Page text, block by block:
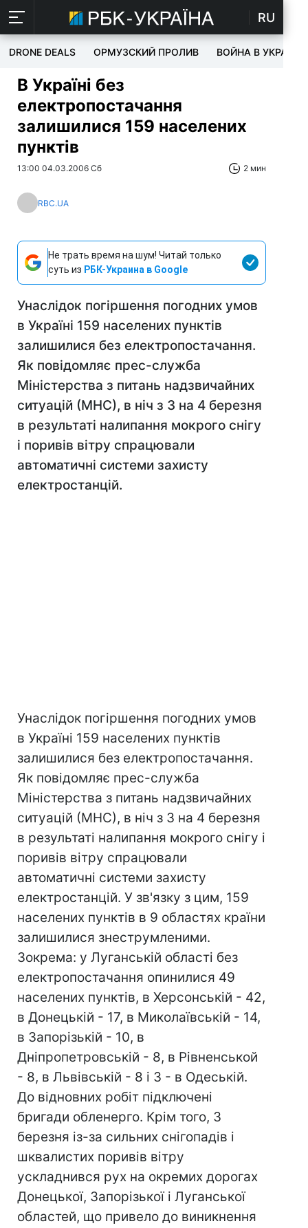
RU
DRONE DEALS ОРМУЗСКИЙ ПРОЛИВ ВОЙНА В УКРАИНЕ
В Україні без
електропостачання
залишилися 159 населених
пунктів
13:00 04.03.2006 Сб 2 мин
RBC.UA
Не трать время на шум! Читай только
суть из РБК-Украина в Google
Унаслідок погіршення погодних умов
в Україні 159 населених пунктів
залишилися без електропостачання.
Як повідомляє прес-служба
Міністерства з питань надзвичайних
ситуацій (МНС), в ніч з 3 на 4 березня
в результаті налипання мокрого снігу
і поривів вітру спрацювали
автоматичні системи захисту
електростанцій.
Унаслідок погіршення погодних умов
в Україні 159 населених пунктів
залишилися без електропостачання.
Як повідомляє прес-служба
Міністерства з питань надзвичайних
ситуацій (МНС), в ніч з 3 на 4 березня
в результаті налипання мокрого снігу і
поривів вітру спрацювали
автоматичні системи захисту
електростанцій. У зв'язку з цим, 159
населених пунктів в 9 областях країни
залишилися знеструмленими.
Зокрема: у Луганській області без
електропостачання опинилися 49
населених пунктів, в Херсонській - 42,
в Донецькій - 17, в Миколаївській - 14,
в Запорізькій - 10, в
Дніпропетровській - 8, в Рівненськой
- 8, в Львівській - 8 і 3 - в Одеській.
До відновних робіт підключені
бригади обленерго. Крім того, 3
березня із-за сильних снігопадів і
шквалистих поривів вітру
ускладнився рух на окремих дорогах
Донецької, Запорізької і Луганської
областей, що привело до виникнення